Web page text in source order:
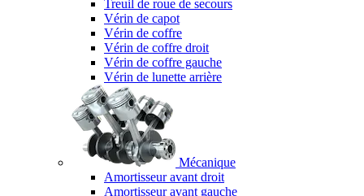
Treuil de roue de secours
Vérin de capot
Vérin de coffre
Vérin de coffre droit
Vérin de coffre gauche
Vérin de lunette arrière
Mécanique
Amortisseur avant droit
Amortisseur avant gauche